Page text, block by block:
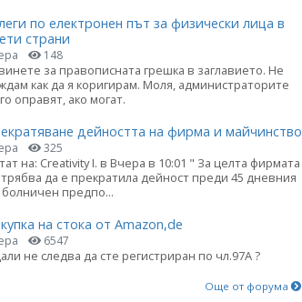
по електронен път за физически лица в
страни
148
за правописната грешка в заглавието. Не
как да я коригирам. Моля, администраторите
оправят, ако могат.
дейността на фирма и майчинство
325
на: Creativity I. в Вчера в 10:01 " За целта фирмата
да е прекратила дейност преди 45 дневния
предпо...
на стока от Amazon,de
6547
не следва да сте регистриран по чл.97А ?
Още от форума